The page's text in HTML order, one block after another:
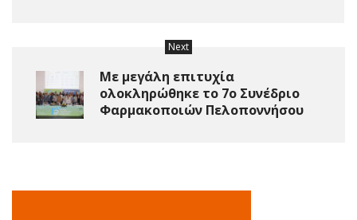
Next
Με μεγάλη επιτυχία
ολοκληρώθηκε το 7ο Συνέδριο
Φαρμακοποιών Πελοποννήσου